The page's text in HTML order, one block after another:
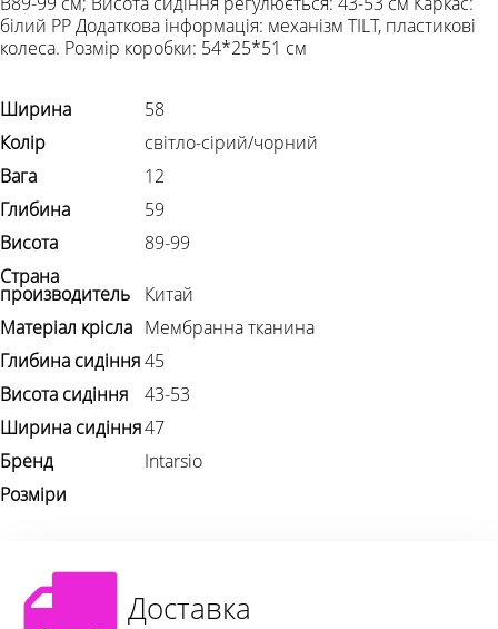
білий PP Додаткова інформація: механізм TILT, пластикові
колеса. Розмір коробки: 54*25*51 см
Ширина
58
Колір
світло-сірий/чорний
Вага
12
Глибина
59
Висота
89-99
Страна
производитель
Китай
Матеріал крісла Мембранна тканина
Глибина сидіння45
Висота сидіння
43-53
Ширина сидіння47
Бренд
Intarsio
Розміри
Доставка